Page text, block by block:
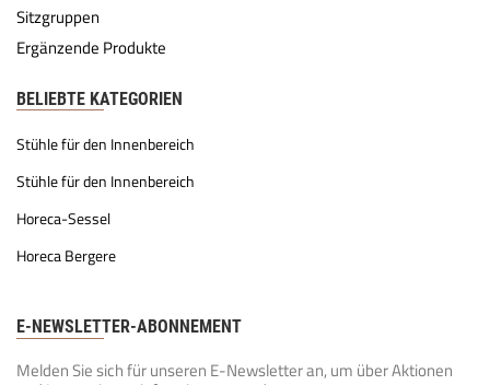
Sitzgruppen
Ergänzende Produkte
BELIEBTE KATEGORIEN
Stühle für den Innenbereich
Stühle für den Innenbereich
Horeca-Sessel
Horeca Bergere
E-NEWSLETTER-ABONNEMENT
Melden Sie sich für unseren E-Newsletter an, um über Aktionen